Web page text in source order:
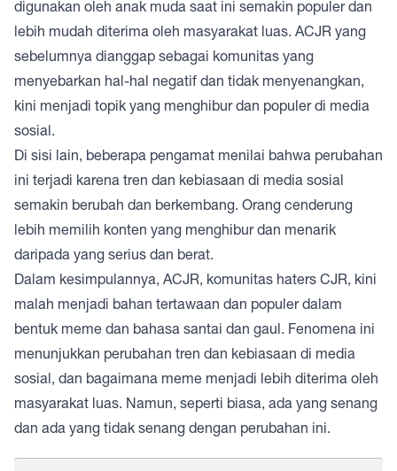
digunakan oleh anak muda saat ini semakin populer dan
lebih mudah diterima oleh masyarakat luas. ACJR yang
sebelumnya dianggap sebagai komunitas yang
menyebarkan hal-hal negatif dan tidak menyenangkan,
kini menjadi topik yang menghibur dan populer di media
sosial.
Di sisi lain, beberapa pengamat menilai bahwa perubahan
ini terjadi karena tren dan kebiasaan di media sosial
semakin berubah dan berkembang. Orang cenderung
lebih memilih konten yang menghibur dan menarik
daripada yang serius dan berat.
Dalam kesimpulannya, ACJR, komunitas haters CJR, kini
malah menjadi bahan tertawaan dan populer dalam
bentuk meme dan bahasa santai dan gaul. Fenomena ini
menunjukkan perubahan tren dan kebiasaan di media
sosial, dan bagaimana meme menjadi lebih diterima oleh
masyarakat luas. Namun, seperti biasa, ada yang senang
dan ada yang tidak senang dengan perubahan ini.